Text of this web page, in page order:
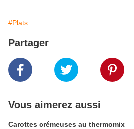
#Plats
Partager
Vous aimerez aussi
Carottes crémeuses au thermomix